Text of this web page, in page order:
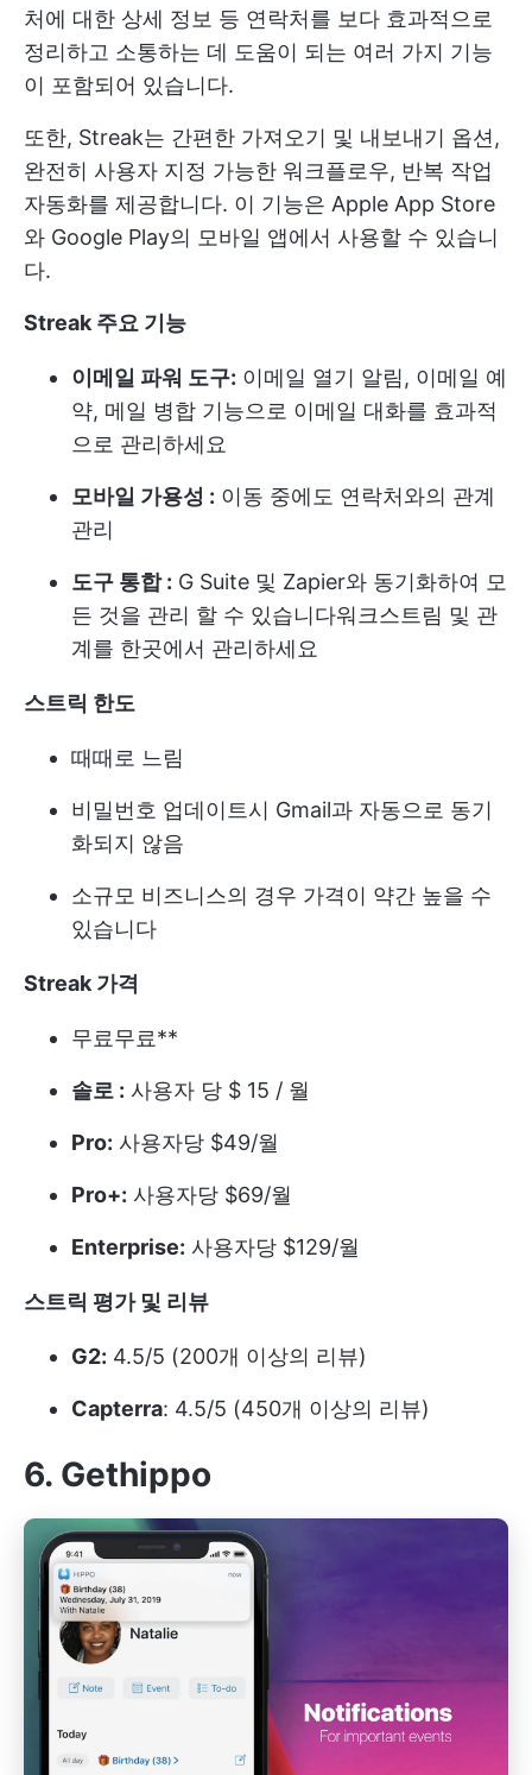
처에 대한 상세 정보 등 연락처를 보다 효과적으로
정리하고 소통하는 데 도움이 되는 여러 가지 기능
이 포함되어 있습니다.
또한, Streak는 간편한 가져오기 및 내보내기 옵션,
완전히 사용자 지정 가능한 워크플로우, 반복 작업
자동화를 제공합니다. 이 기능은 Apple App Store
와 Google Play의 모바일 앱에서 사용할 수 있습니
다.
Streak 주요 기능
이메일 파워 도구: 이메일 열기 알림, 이메일 예
약, 메일 병합 기능으로 이메일 대화를 효과적
으로 관리하세요
모바일 가용성 : 이동 중에도 연락처와의 관계
관리
도구 통합 : G Suite 및 Zapier와 동기화하여 모
든 것을 관리 할 수 있습니다워크스트림 및 관
계를 한곳에서 관리하세요
스트릭 한도
때때로 느림
비밀번호 업데이트시 Gmail과 자동으로 동기
화되지 않음
소규모 비즈니스의 경우 가격이 약간 높을 수
있습니다
Streak 가격
무료무료**
솔로 : 사용자 당 $ 15 / 월
Pro: 사용자당 $49/월
Pro+: 사용자당 $69/월
Enterprise: 사용자당 $129/월
스트릭 평가 및 리뷰
G2: 4.5/5 (200개 이상의 리뷰)
Capterra: 4.5/5 (450개 이상의 리뷰)
6. Gethippo